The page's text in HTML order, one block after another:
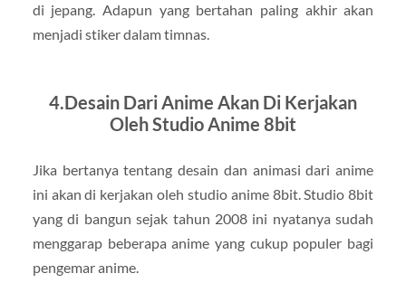
di jepang. Adapun yang bertahan paling akhir akan
menjadi stiker dalam timnas.
4.Desain Dari Anime Akan Di Kerjakan
Oleh Studio Anime 8bit
Jika bertanya tentang desain dan animasi dari anime
ini akan di kerjakan oleh studio anime 8bit. Studio 8bit
yang di bangun sejak tahun 2008 ini nyatanya sudah
menggarap beberapa anime yang cukup populer bagi
pengemar anime.